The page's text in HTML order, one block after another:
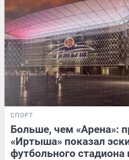
СПОРТ
Больше, чем «Арена»:
«Иртыша» показал
футбольного